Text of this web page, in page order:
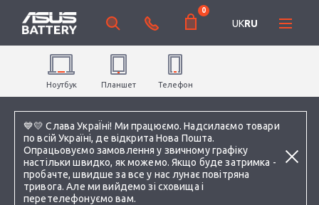
💙💛 Слава УкраЇні! Ми працюємо. Надсилаємо товари
по всій Україні, де відкрита Нова Пошта.
Опрацьовуємо замовлення у звичному графіку
настільки швидко, як можемо. Якщо буде затримка -
пробачте, швидше за все у нас лунає повітряна
тривога. Але ми вийдемо зі сховища і
перетелефонуємо вам.
0
UKRU
Ноутбук Планшет Телефон